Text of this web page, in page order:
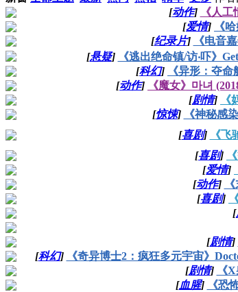
[动作] 《人
[爱情] 《
[纪录片] 《电音
[悬疑] 《逃出绝命镇/访‧吓》
[科幻] 《异形：夺
[动作] 《魔女》마녀
[剧情]
[惊悚] 《神秘感
[喜剧] 《
[喜剧]
[爱情]
[动作]
[喜剧]
[
[剧情]
[科幻] 《奇异博士2：疯狂多元宇宙》
[剧情] 《
[血腥] 《恐